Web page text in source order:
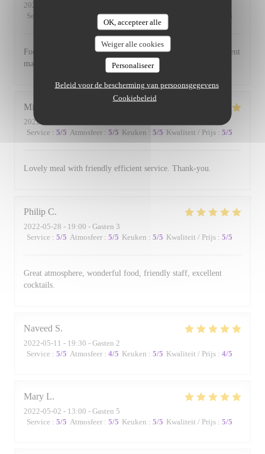
OK, accepteer alle
Weiger alle cookies
Personaliseer
Beleid voor de bescherming van persoonsgegevens
Cookiebeleid
2022-06-17
Service
Atmosfeer: 5/5 Keuken: 5/5 Kwaliteit / Prijs /5
Food is always excellent and the small and intimate environment
makes for a lovely evening.
Michael
2022-06-01
Service : 5/5 Atmosfeer : 5/5 Keuken : 5/5 Kwaliteit / Prijs : 5/5
Lovely meal with friendly efficient service. Thank-you.
Philip C
2022-05-28 - 19:00 - Gasten 3
Service : 5/5 Atmosfeer : 5/5 Keuken : 5/5 Kwaliteit / Prijs : 5/5
Great atmosphere, wonderful food, friendly staff, excellent
cocktails.
Naveed S
2022-05-11 - 19:30 - Gasten 2
Service : 5/5 Atmosfeer : 4/5 Keuken : 5/5 Kwaliteit / Prijs : 4/5
Mary L
2022-05-02 - 13:00 - Gasten 5
Service : 5/5 Atmosfeer : 5/5 Keuken : 5/5 Kwaliteit / Prijs : 5/5